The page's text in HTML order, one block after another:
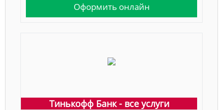
Оформить онлайн
Тинькофф Банк - все услуги